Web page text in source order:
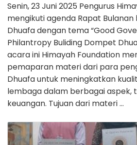
Senin, 23 Juni 2025 Pengurus
mengikuti agenda Rapat
Dhuafa dengan tema “Good
Philantropy Buliding Dompet
acara ini Himayah Foundation
pemaparan materi dari para
Dhuafa untuk meningkatkan
lembaga dalam berbagai aspek,
keuangan. Tujuan dari materi …